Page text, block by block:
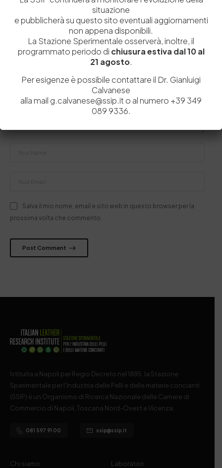
Lascia un commento
Il tuo indirizzo email non sarà pubblicato.I campi obbligatori sono
Salva il mio nome, email e sito web in questo browser per la
prossima volta che commento.
Post Comment
Istituita a Napoli per Regio Decreto nel 1885, la Stazione
Sperimentale per l’Industria delle Pelli e delle materie concianti
(SSIP) è un Organismo di Ricerca Nazionale delle Camere di
Commercio di Napoli, Toscana Nord-Ovest e Vicenza.
081 597 91 00 ssip@ssip.it
Chi siamo
Laboratori
situazione
e pubblicherà su questo sito eventuali aggiornamenti
non appena disponibili.
La Stazione Sperimentale osserverà, inoltre, il
programmato periodo di chiusura estiva dal 10 al
21 agosto.
Per esigenze è possibile contattare il Dr. Gianluigi
Calvanese
alla mail g.calvanese@ssip.it o al numero +39 349
089 9336.